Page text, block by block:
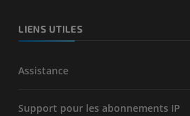
LIENS UTILES
Assistance
Support pour les abonnements IP